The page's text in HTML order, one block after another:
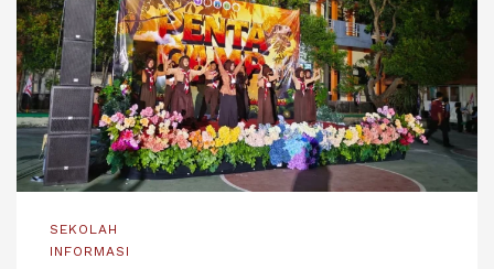
SEKOLAH
INFORMASI